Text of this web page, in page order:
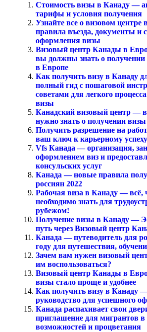
Стоимость визы в Канаду —
тарифы и условия получения
Узнайте все о визовом
правила въезда, документы и
оформления визы
Визовый центр Канады в
вы должны знать о получении
в Европе
Как получить визу в Канаду
полный гид с пошаговой
советами для легкого
визы
Канадский визовый центр —
нужно знать о получении
Получить разрешение на
ваш ключ к карьерному
Vfs Канада — организация,
оформлением виз и
консульских услуг
Канада — новые правила
россиян 2022
Рабочая виза в Канаду — всё,
необходимо знать для
рубежом!
Получение визы в Канаду —
путь через Визовый центр
Канада — путеводитель для
году для путешествия,
Зачем вам нужен визовый
им воспользоваться?
Визовый центр Канады в
визы стало проще и удобнее
Как получить визу в Канаду
руководство для успешного
Канада распахивает свои
приглашение для мигрантов в
возможностей и процветания